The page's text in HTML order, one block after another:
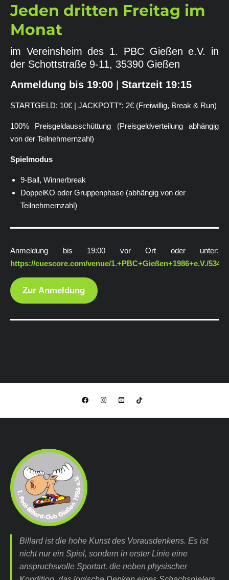
Jeden dritten Freitag im
Monat
im Vereinsheim des 1. PBC Gießen e.V. in
der Schottstraße 9-11, 35390 Gießen
Anmeldung bis 19:00
Startzeit 19:15
STARTGELD: 10€ | JACKPOTT*: 2€ (Freiwillig, Break & Run)
100% Preisgeldausschüttung (Preisgeldverteilung abhängig
von der Teilnehmernzahl)
Spielmodus
9-Ball, Winnerbreak
DoppelKO oder Gruppenphase (abhängig von der
Teilnehmernzahl)
Anmeldung bis 19:00 vor Ort oder unter:
https://cuescore.com/venue/1.+PBC+Gießen+1986+e.V./
Zur Anmeldung
Billard ist die hohe Kunst des Vorausdenkens. Es ist
nicht nur ein Spiel, sondern in erster Linie eine
anspruchsvolle Sportart, die neben physischer